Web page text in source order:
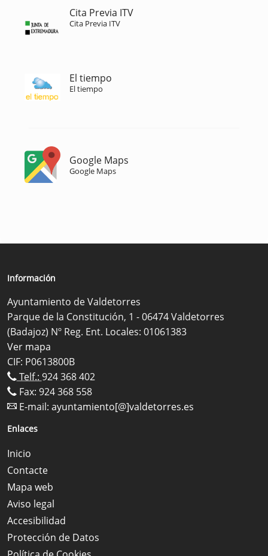
Cita Previa ITV
Cita Previa ITV
El tiempo
El tiempo
Google Maps
Google Maps
Información
Ayuntamiento de Valdetorres
Parque de la Constitución, 1 - 06474 Valdetorres
(Badajoz) Nº Reg. Ent. Locales: 01061383
Ver mapa
CIF: P0613800B
Telf.: 924 368 402
Fax: 924 368 558
E-mail: ayuntamiento[@]valdetorres.es
Enlaces
Inicio
Contacte
Mapa web
Aviso legal
Accesibilidad
Protección de Datos